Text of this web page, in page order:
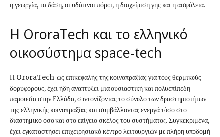
η γεωργία, τα δάση, οι υδάτινοι πόροι, η διαχείριση γης και η ασφάλεια.
Η OroraTech και το ελληνικό
οικοσύστημα space-tech
Η OroraTech, ως επικεφαλής της κοινοπραξίας για τους θερμικούς
δορυφόρους, έχει ήδη αναπτύξει μια ουσιαστική και πολυεπίπεδη
παρουσία στην Ελλάδα, συντονίζοντας το σύνολο των δραστηριοτήτων
της ελληνικής κοινοπραξίας και συμβάλλοντας ενεργά τόσο στο
διαστημικό όσο και στο επίγειο σκέλος του συστήματος. Συγκεκριμένα,
έχει εγκαταστήσει επιχειρησιακό κέντρο λειτουργιών με πλήρη υποδομή